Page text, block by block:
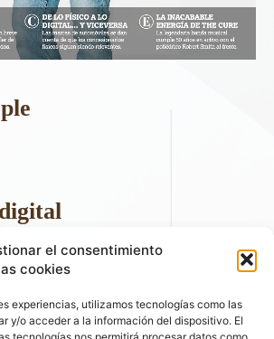
el consentimiento
cookies
experiencias, utilizamos tecnologías como las
y/o acceder a la información del dispositivo. El
en redes sociales